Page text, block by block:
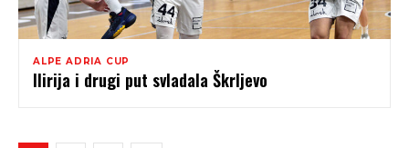
ALPE ADRIA CUP
Ilirija i drugi put svladala Škrljevo